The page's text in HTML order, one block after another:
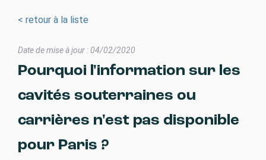
< retour à la liste
Date de mise à jour : 04/02/2020
Pourquoi l'information sur les
cavités souterraines ou
carrières n'est pas disponible
pour Paris ?